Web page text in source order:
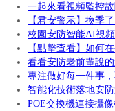
一起來看視頻監控
【君安警示】換季
校園安防智能AI視
【點擊查看】如何
看看安防老前輩說
專注做好每一件事
智能化技術落地安
POE交換機連接攝